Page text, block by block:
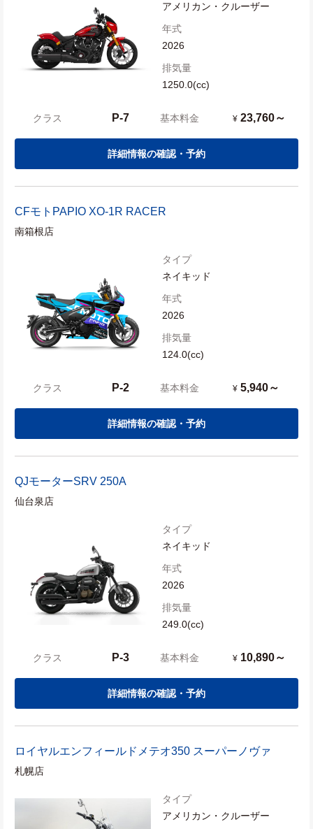
アメリカン・クルーザー
年式
2026
排気量
1250.0(cc)
クラス P-7 基本料金 ¥ 23,760～
詳細情報の確認・予約
CFモト PAPIO XO-1R RACER
南箱根店
タイプ
ネイキッド
年式
2026
排気量
124.0(cc)
クラス P-2 基本料金 ¥ 5,940～
詳細情報の確認・予約
QJモーターSRV 250A
仙台泉店
タイプ
ネイキッド
年式
2026
排気量
249.0(cc)
クラス P-3 基本料金 ¥ 10,890～
詳細情報の確認・予約
ロイヤルエンフィールド メテオ350 スーパーノヴァ
札幌店
タイプ
アメリカン・クルーザー